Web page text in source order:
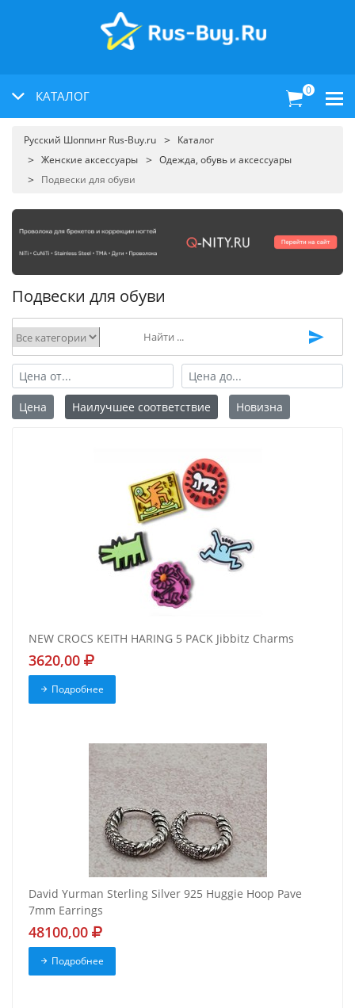
КАТАЛОГ 0
Русский Шоппинг Rus-Buy.ru
Каталог
Женские аксессуары
Одежда, обувь и аксессуары
Подвески для обуви
Подвески для обуви
Цена Наилучшее соответствие Новизна
NEW CROCS KEITH HARING 5 PACK Jibbitz Charms
3620,00
Подробнее
David Yurman Sterling Silver 925 Huggie Hoop Pave
7mm Earrings
48100,00
Подробнее